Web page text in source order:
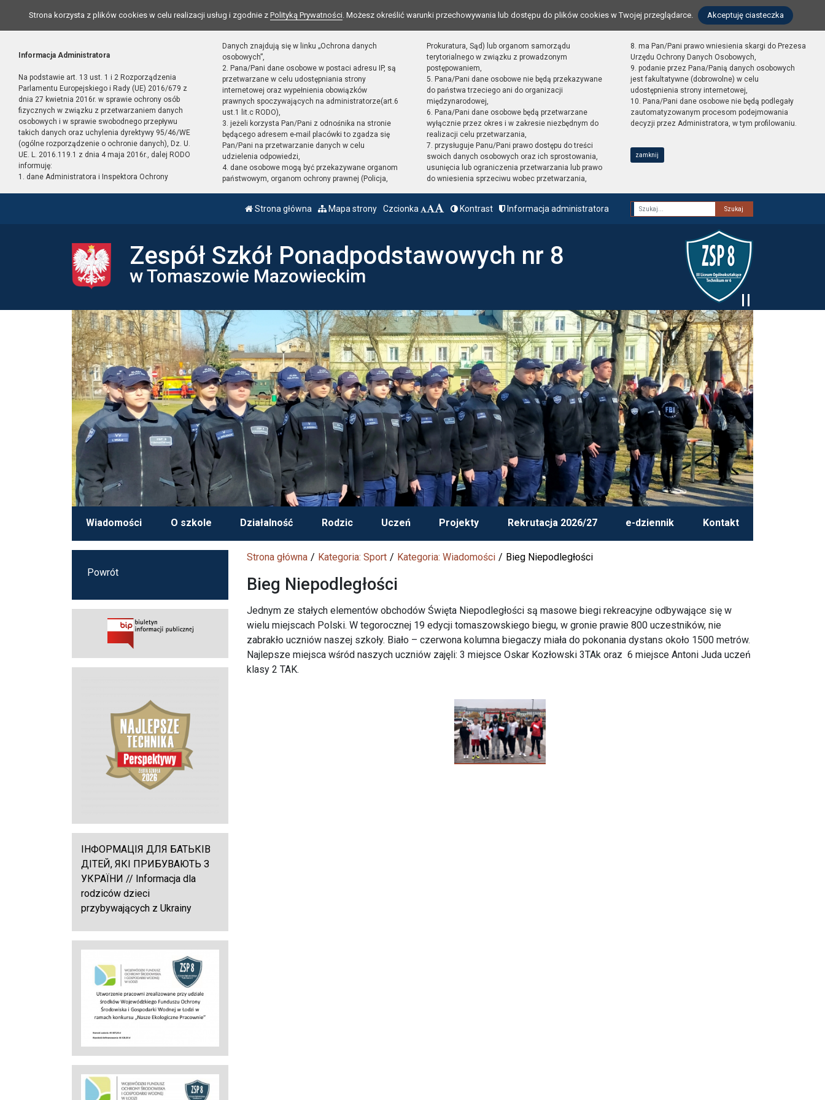
Strona korzysta z plików cookies w celu realizacji usług i zgodnie z Polityką Prywatności. Możesz określić warunki przechowywania lub dostępu do plików cookies w Twojej przeglądarce. Akceptuję ciasteczka
Informacja Administratora
Na podstawie art. 13 ust. 1 i 2 Rozporządzenia
Parlamentu Europejskiego i Rady (UE) 2016/679 z
dnia 27 kwietnia 2016r. w sprawie ochrony osób
fizycznych w związku z przetwarzaniem danych
osobowych i w sprawie swobodnego przepływu
takich danych oraz uchylenia dyrektywy 95/46/WE
(ogólne rozporządzenie o ochronie danych), Dz. U.
UE. L. 2016.119.1 z dnia 4 maja 2016r., dalej RODO
informuję:
1. dane Administratora i Inspektora Ochrony
Danych znajdują się w linku „Ochrona danych
osobowych”,
2. Pana/Pani dane osobowe w postaci adresu IP, są
przetwarzane w celu udostępniania strony
internetowej oraz wypełnienia obowiązków
prawnych spoczywających na administratorze(art.6
ust.1 lit.c RODO),
3. jeżeli korzysta Pan/Pani z odnośnika na stronie
będącego adresem e-mail placówki to zgadza się
Pan/Pani na przetwarzanie danych w celu
udzielenia odpowiedzi,
4. dane osobowe mogą być przekazywane organom
państwowym, organom ochrony prawnej (Policja,
Prokuratura, Sąd) lub organom samorządu
terytorialnego w związku z prowadzonym
postępowaniem,
5. Pana/Pani dane osobowe nie będą przekazywane
do państwa trzeciego ani do organizacji
międzynarodowej,
6. Pana/Pani dane osobowe będą przetwarzane
wyłącznie przez okres i w zakresie niezbędnym do
realizacji celu przetwarzania,
7. przysługuje Panu/Pani prawo dostępu do treści
swoich danych osobowych oraz ich sprostowania,
usunięcia lub ograniczenia przetwarzania lub prawo
do wniesienia sprzeciwu wobec przetwarzania,
8. ma Pan/Pani prawo wniesienia skargi do Prezesa
Urzędu Ochrony Danych Osobowych,
9. podanie przez Pana/Panią danych osobowych
jest fakultatywne (dobrowolne) w celu
udostępnienia strony internetowej,
10. Pana/Pani dane osobowe nie będą podlegały
zautomatyzowanym procesom podejmowania
decyzji przez Administratora, w tym profilowaniu.
zamknij
Strona główna Mapa strony Czcionka Kontrast Informacja administratora
Fraza
Zespół Szkół Ponadpodstawowych nr 8
w Tomaszowie Mazowieckim
Wiadomości O szkole Działalność Rodzic Uczeń Projekty Rekrutacja 2026/27 e-dziennik Kontakt
Strona główna Kategoria: Sport Kategoria: Wiadomości Bieg Niepodległości
Bieg Niepodległości
Jednym ze stałych elementów obchodów Święta Niepodległości są masowe biegi rekreacyjne odbywające się w
wielu miejscach Polski. W tegorocznej 19 edycji tomaszowskiego biegu, w gronie prawie 800 uczestników, nie
zabrakło uczniów naszej szkoły. Biało – czerwona kolumna biegaczy miała do pokonania dystans około 1500 metrów.
Najlepsze miejsca wśród naszych uczniów zajęli: 3 miejsce Oskar Kozłowski 3TAk oraz 6 miejsce Antoni Juda uczeń
klasy 2 TAK.
Powrót
ІНФОРМАЦІЯ ДЛЯ БАТЬКІВ
ДІТЕЙ, ЯКІ ПРИБУВАЮТЬ З
УКРАЇНИ // Informacja dla
rodziców dzieci
przybywających z Ukrainy